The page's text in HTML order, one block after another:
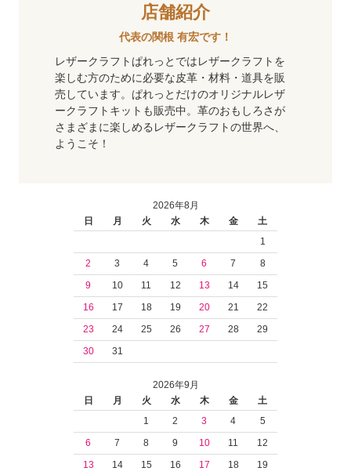
店舗紹介
代表の関根 有宏です！
レザークラフトぱれっとではレザークラフトを
楽しむ方のために必要な皮革・材料・道具を販
売しています。ぱれっとだけのオリジナルレザ
ークラフトキットも販売中。革のおもしろさが
さまざまに楽しめるレザークラフトの世界へ、
ようこそ！
2026年8月
日
月 火 水 木 金
土
1
2
3 4 5 6 7
8
9
10 11 12 13 14
15
16
17 18 19 20 21
22
23
24 25 26 27 28
29
30
31
2026年9月
日
月 火 水 木 金
土
1
2 3 4
5
6
7 8 9 10 11
12
13
14 15 16 17 18
19